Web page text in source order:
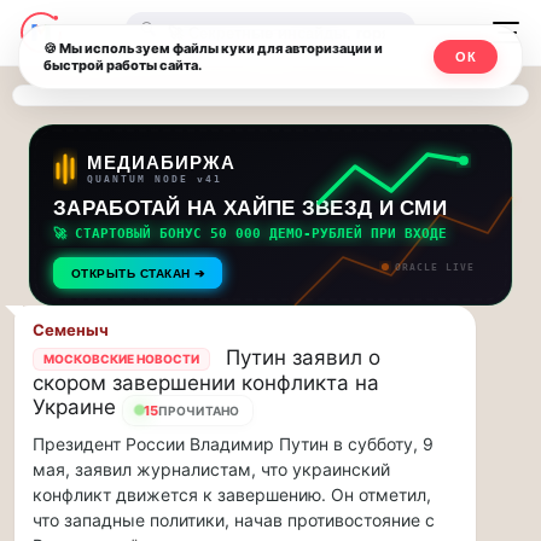
Последние
новости
и
обновления
потока:
Друзья,
приглашаем
на
музыкальную
прогулку
по
Москве
Чайковского!…
Друзья,
приглашаем
на
музыкальную
Москвичи.net
—
Главный
столичный
чат-
мессенджер,
новости
и
инсайды
Москвы
🔍
МЕДИАБИРЖА
QUANTUM NODE v41
ЗАРАБОТАЙ НА ХАЙПЕ ЗВЕЗД И СМИ
🚀 СТАРТОВЫЙ БОНУС 50 000 ДЕМО-РУБЛЕЙ ПРИ ВХОДЕ
ОТКРЫТЬ СТАКАН ➔ ORACLE LIVE
Семеныч
МОСКОВСКИЕ НОВОСТИ
Путин заявил о
скором завершении конфликта на
Украине
15ПРОЧИТАНО
Президент России Владимир Путин в субботу, 9
мая, заявил журналистам, что украинский
конфликт движется к завершению. Он отметил,
что западные политики, начав противостояние с
🍪 Мы используем файлы куки для авторизации и
быстрой работы сайта.
ОК